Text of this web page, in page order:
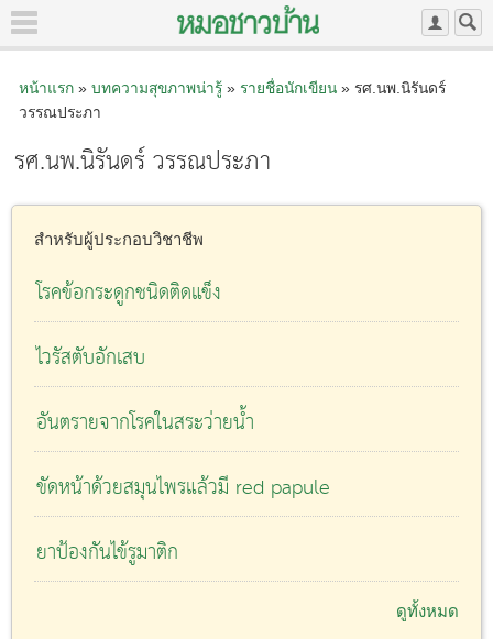
หน้าแรก» บทความสุขภาพน่ารู้» รายชื่อนักเขียน» รศ.นพ.นิรันดร์
วรรณประภา
รศ.นพ.นิรันดร์ วรรณประภา
สำหรับผู้ประกอบวิชาชีพ
โรคข้อกระดูกชนิดติดแข็ง
ไวรัสตับอักเสบ
อันตรายจากโรคในสระว่ายน้ำ
ขัดหน้าด้วยสมุนไพรแล้วมี red papule
ยาป้องกันไข้รูมาติก
ดูทั้งหมด